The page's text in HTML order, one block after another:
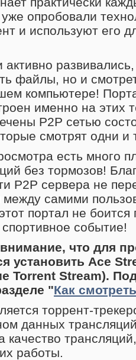
опробовали
и используют его
активно
файлы, но и
компьютере!
именно на этих
P2P сетью
смотрят одни и
есть много
без тормозов!
P2P сервера не
между самими
портал не боится
событие!
что для
установить Ace
Torrent Stream).
"Как
торрент-
данных
качество
работы.